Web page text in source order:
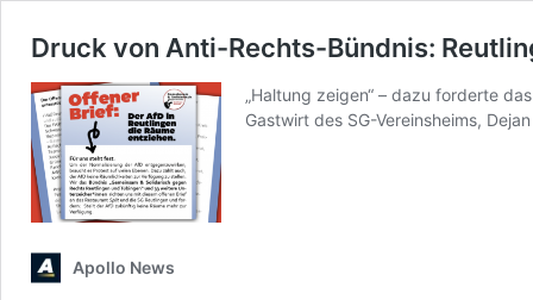
Druck von Anti-Rechts-Bündnis:
„Haltung zeigen“ – dazu forderte
Gastwirt des SG-Vereinsheims,
Apollo News